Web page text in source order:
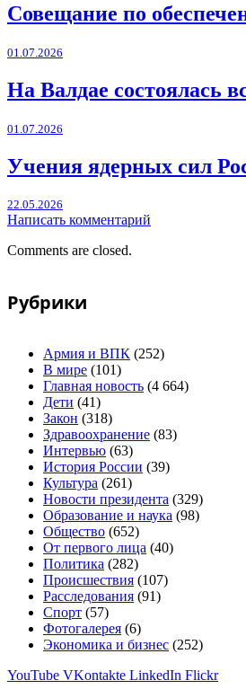
Совещание по
01.07.2026
На Валдае состоялась
01.07.2026
Учения ядерных сил
22.05.2026
Написать комментарий
Comments are closed.
Рубрики
Армия и ВПК (252)
В мире (101)
Главная новость (4 664)
Дети (41)
Закон (318)
Здравоохранение (83)
Интервью (63)
История России (39)
Культура (261)
Новости президента (329)
Образование и наука (98)
Общество (652)
От первого лица (40)
Политика (282)
Происшествия (107)
Расследования (91)
Спорт (57)
Фотогалерея (6)
Экономика и бизнес (252)
YouTube VKontakte LinkedIn Flickr